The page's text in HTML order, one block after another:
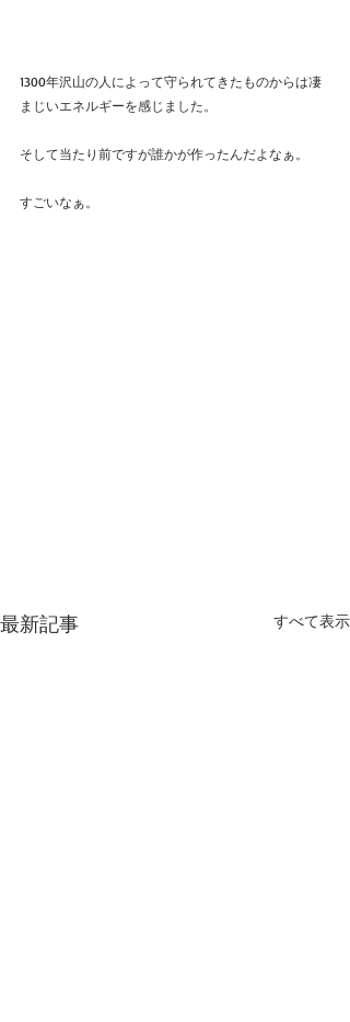
1300年沢山の人によって守られてきたものからは凄
まじいエネルギーを感じました。
そして当たり前ですが誰かが作ったんだよなぁ。
すごいなぁ。
最新記事 すべて表示